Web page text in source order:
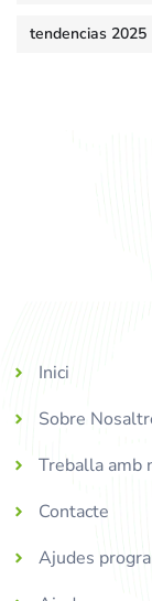
tendencias 2025
Inici
Sobre
Treballa amb
Contacte
Ajudes